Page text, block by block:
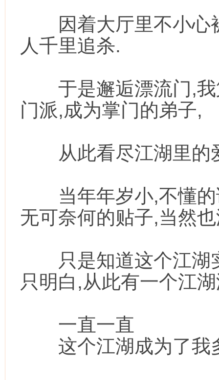
因着大厅里不小心
人千里追杀.
于是邂逅漂流门,我
门派,成为掌门的弟子,
从此看尽江湖里的
当年年岁小,不懂的
无可奈何的贴子,当然
只是知道这个江湖
只明白,从此有一个江
一直一直
这个江湖成为了我